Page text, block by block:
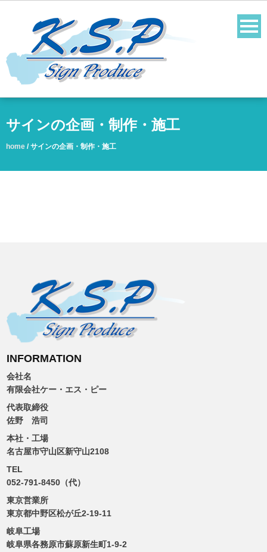
サインの企画・制作・施工
home /サインの企画・制作・施工
INFORMATION
会社名
有限会社ケー・エス・ピー
代表取締役
佐野 浩司
本社・工場
名古屋市守山区新守山2108
TEL
052-791-8450（代）
東京営業所
東京都中野区松が丘2-19-11
岐阜工場
岐阜県各務原市蘇原新生町1-9-2